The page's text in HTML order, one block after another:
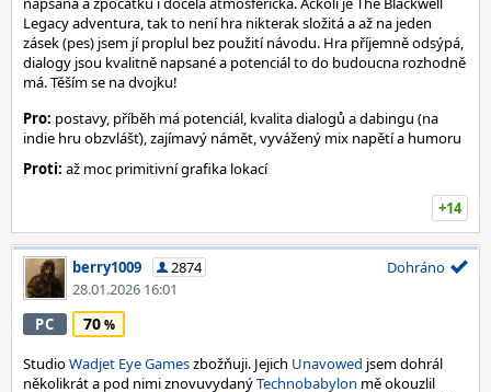
Legacy adventura, tak to není hra nikterak složitá a až na jeden
zásek (pes) jsem jí proplul bez použití návodu. Hra příjemně odsýpá,
dialogy jsou kvalitně napsané a potenciál to do budoucna rozhodně
má. Těším se na dvojku!
Pro: postavy, příběh má potenciál, kvalita dialogů a dabingu (na
indie hru obzvlášť), zajímavý námět, vyvážený mix napětí a humoru
Proti: až moc primitivní grafika lokací
+14
berry1009
2874
28.01.2026 16:01
Dohráno
PC 70
StudioWadjet Eye Gameszbožňuji. Jejich Unavowed jsem dohrál
několikrát a pod nimi znovuvydanýTechnobabylon mě okouzlil